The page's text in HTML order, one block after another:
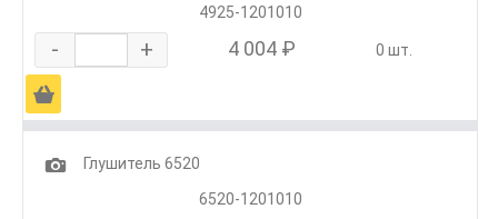
4925-1201010
- + 4 004 ₽ 0 шт.
Ä
1
Глушитель 6520
6520-1201010